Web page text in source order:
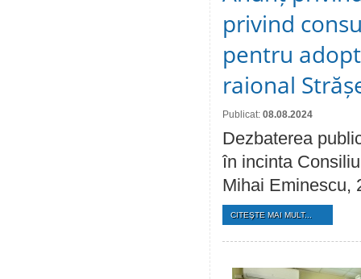
privind
pentru
raional
Publicat: 08.08.2024
Dezbaterea
în incinta
Mihai Eminescu,
CITEŞTE MAI MULT...